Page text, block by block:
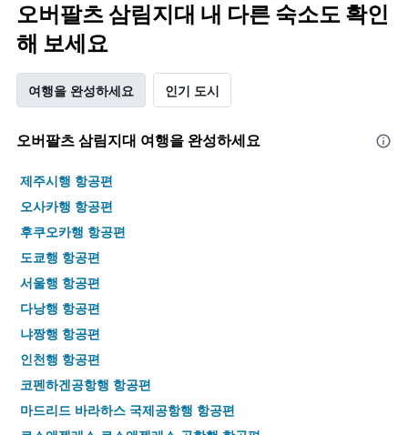
오버팔츠 삼림지대 내 다른 숙소도 확인
해 보세요
여행을 완성하세요 인기 도시
오버팔츠 삼림지대 여행을 완성하세요
제주시행 항공편
오사카행 항공편
후쿠오카행 항공편
도쿄행 항공편
서울행 항공편
다낭행 항공편
냐짱행 항공편
인천행 항공편
코펜하겐공항행 항공편
마드리드 바라하스 국제공항행 항공편